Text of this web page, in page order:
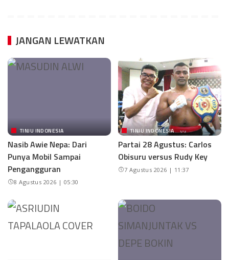
JANGAN LEWATKAN
TINJU INDONESIA
Nasib Awie Nepa: Dari
Punya Mobil Sampai
Pengangguran
8 Agustus 2026 | 05:30
TINJU INDONESIA
Partai 28 Agustus: Carlos
Obisuru versus Rudy Key
7 Agustus 2026 | 11:37